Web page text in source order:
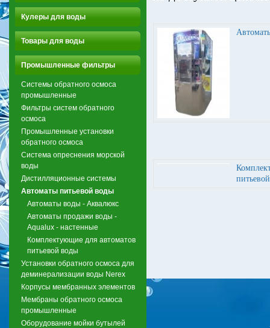
Кулеры для воды
Товары для воды
Промышленные фильтры
Системы обратного осмоса
промышленные
Фильтры систем обратного
осмоса
Промышленные установки
обратного осмоса
Система опреснения морской
воды
Дистилляционные системы
Автоматы питьевой воды
Автоматы воды - Аквалюкс
Автоматы продажи воды -
Aqualux - настенные
Комплектующие для автоматов
питьевой воды
Установки обратного осмоса для
деминерализации воды Nerex
Корпусы мембранных элементов
Мембраны обратного осмоса
промышленные
Оборудование мойки бутылей